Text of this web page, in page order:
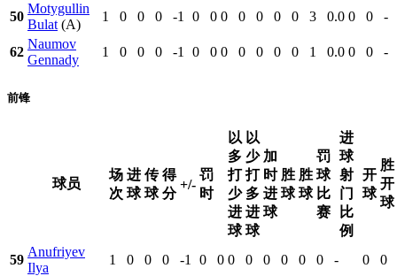
50
Motygullin
Bulat (A)
1 0 0 0 -1 0 0 0 0 0 0 0 3 0.0 0 0 -
62
Naumov
Gennady
1 0 0 0 -1 0 0 0 0 0 0 0 1 0.0 0 0 -
前锋
球员
场
次
进
球
传
球
得
分
+/-
罚
时
以
多
打
少
进
球
以
少
打
多
进
球
加
时
进
球
胜
球
胜
球
罚
球
比
赛
进
球
射
门
比
例
开
球
胜
开
球
59
Anufriyev
Ilya
1 0 0 0 -1 0 0 0 0 0 0 0 0 - 0
0